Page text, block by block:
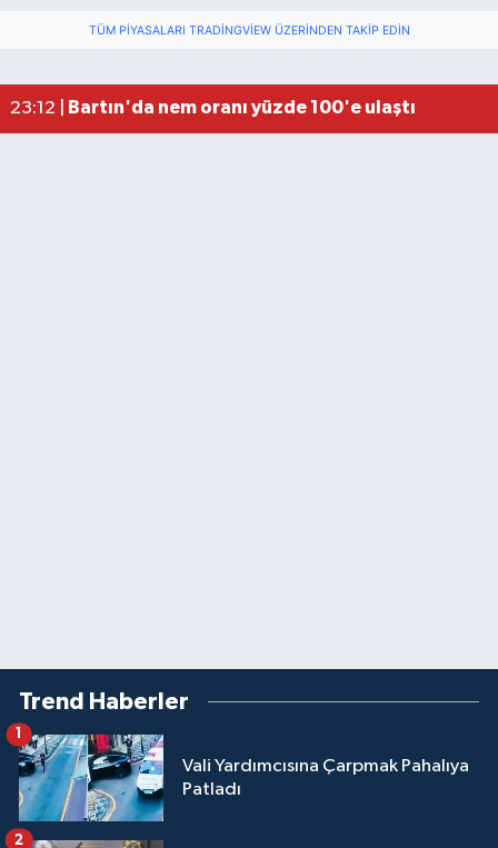
TÜM PIYASALARI TRADINGVIEW ÜZERINDEN TAKIP EDIN
23:12 |
Bartın'da nem oranı yüzde 100'e ulaştı
Trend Haberler
Vali Yardımcısına Çarpmak Pahalıya
Patladı
1
2